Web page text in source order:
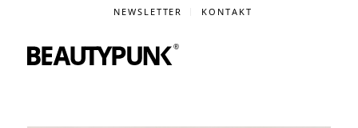
NEWSLETTER KONTAKT